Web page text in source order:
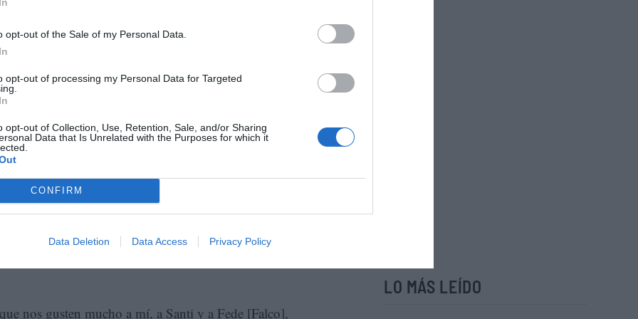
opt-out of the Sale of my Personal Data.
opt-out of processing my Personal Data for Targeted
opt-out of Collection, Use, Retention, Sale, and/or Sharing
Data that Is Unrelated with the Purposes for which it
CONFIRM
Data Deletion Data Access Privacy Policy
de narrativa contemporánea. Fue algo un poco
proyecto, nos dimos cuenta de que quizá teníamos
dedicada exclusivamente a publicar autores y
hay editoriales que hacen traducciones y están
nuevos no estaba tan cubierto. Entendíamos que
presentar autores y autoras que puedan resonarles a
poco conocidos. Y era más arriesgado todavía
¿Por qué iban a confiar en nosotres? Pero
nos gusten mucho a mí, a Santi y a Fede [Falco],
LO MÁS LEÍDO